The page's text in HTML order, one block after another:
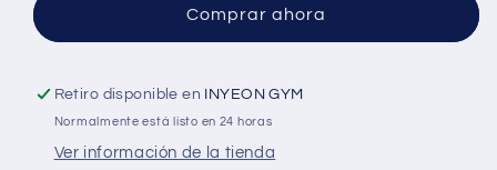
Comprar ahora
Retiro disponible en INYEON GYM
Normalmente está listo en 24 horas
Ver información de la tienda